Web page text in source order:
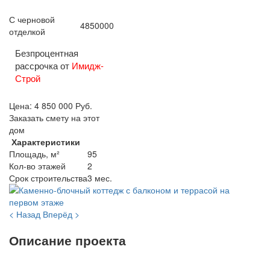
С черновой
отделкой
4850000
Безпроцентная
рассрочка от Имидж-
Строй
Цена: 4 850 000 Руб.
Заказать смету на этот
дом
Характеристики
Площадь, м²
95
Кол-во этажей
2
Срок строительства3 мес.
< Назад Вперёд >
Описание проекта